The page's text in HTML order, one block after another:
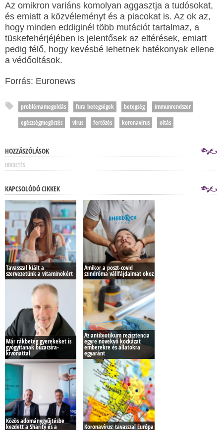
Az omikron variáns komolyan aggasztja a tudósokat,
és emiatt a közvéleményt és a piacokat is. Az ok az,
hogy minden eddiginél több mutációt tartalmaz, a
tüskefehérjéjében is jelentősek az eltérések, emiatt
pedig félő, hogy kevésbé lehetnek hatékonyak ellene
a védőoltások.
Forrás: Euronews
problémamegoldás fura betegségek betegség
immunrendszer
egészségmegőrzés
vírus fertőzés koronavírus oltás
HOZZÁSZÓLÁSOK
HÍRDETÉS
KAPCSOLÓDÓ CIKKEK
Tavasszal kiált a
szervezetünk a vitaminokért
Amikor a poszt-covid
szindróma vállfájdalmat okoz
Már rákbeteg gyerekeket is
gyógyítanak búzacsíra-
kivonattal
Az antibiotikum rezisztencia
egyre növekvő kockázat
emberekre és állatokra
egyaránt
Közös adománygyűjtésbe
kezdett a Sharity és a Koronavírus: tavasszal Európa